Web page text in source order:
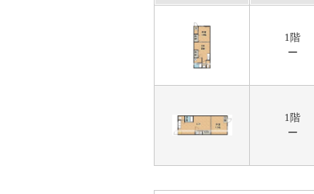
1階
ー
1階
ー